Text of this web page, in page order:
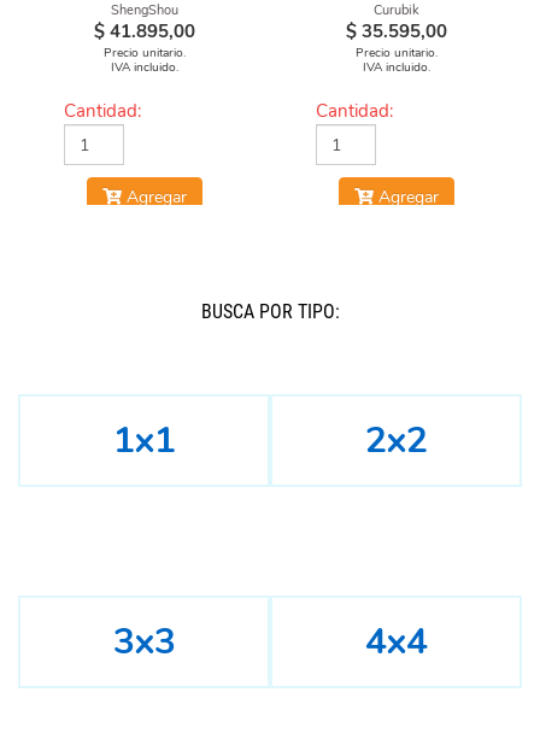
ShengShou
$ 41.895,00
Precio unitario.
IVA incluido.
Cantidad:
Agregar
Curubik
$ 35.595,00
Precio unitario.
IVA incluido.
Cantidad:
Agregar
BUSCÁ POR TIPO:
1x1 2x2
3x3 4x4